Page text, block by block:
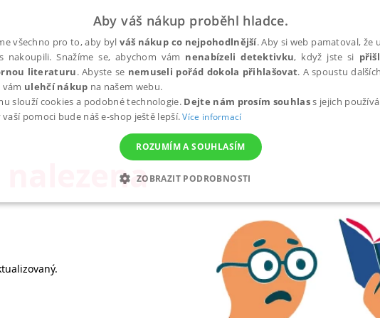
nalezena
Aby váš nákup proběhl hladce.
všechno pro to, aby bylváš nákup co nejpohodlnější. Aby si web pamatoval, že
nakoupili. Snažíme se, abychom vám nenabízeli detektivku, když jste si
literaturu. Abyste se nemuseli pořád dokola přihlašovat. A spoustu
ulehčí nákup na našem webu.
slouží cookies a podobné technologie. Dejte nám prosím souhlass jejich
vaší pomoci bude náš e-shop ještě lepší.Více informací
ROZUMÍM A SOUHLASÍM
ZOBRAZIT PODROBNOSTI
ANALYTICKÉ MARKETINGOVÉ FUNKČNÍ
Nezbytné Funkční Nezařazené soubory
webových stránek, jako je přihlášení uživatele a správa účtu. Webové stránky nelze bez nezbytně